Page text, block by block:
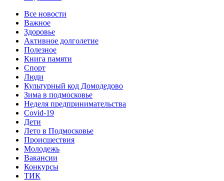
Все новости
Важное
Здоровье
Активное долголетие
Полезное
Книга памяти
Спорт
Люди
Культурный код Домодедово
Зима в подмосковье
Неделя предпринимательства
Covid-19
Дети
Лето в Подмосковье
Происшествия
Молодежь
Вакансии
Конкурсы
ТИК